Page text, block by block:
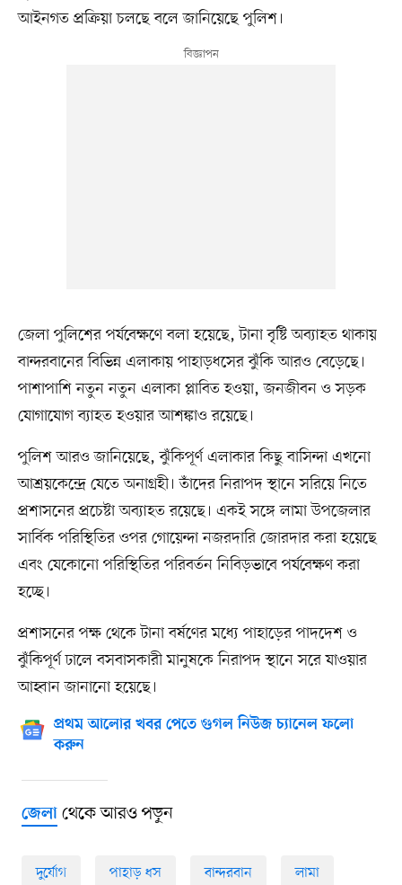
আইনগত প্রক্রিয়া চলছে বলে জানিয়েছে পুলিশ।
জেলা পুলিশের পর্যবেক্ষণে বলা হয়েছে, টানা বৃষ্টি অব্যাহত থাকায়
বান্দরবানের বিভিন্ন এলাকায় পাহাড়ধসের ঝুঁকি আরও বেড়েছে।
পাশাপাশি নতুন নতুন এলাকা প্লাবিত হওয়া, জনজীবন ও সড়ক
যোগাযোগ ব্যাহত হওয়ার আশঙ্কাও রয়েছে।
পুলিশ আরও জানিয়েছে, ঝুঁকিপূর্ণ এলাকার কিছু বাসিন্দা এখনো
আশ্রয়কেন্দ্রে যেতে অনাগ্রহী। তাঁদের নিরাপদ স্থানে সরিয়ে নিতে
প্রশাসনের প্রচেষ্টা অব্যাহত রয়েছে। একই সঙ্গে লামা উপজেলার
সার্বিক পরিস্থিতির ওপর গোয়েন্দা নজরদারি জোরদার করা হয়েছে
এবং যেকোনো পরিস্থিতির পরিবর্তন নিবিড়ভাবে পর্যবেক্ষণ করা
হচ্ছে।
প্রশাসনের পক্ষ থেকে টানা বর্ষণের মধ্যে পাহাড়ের পাদদেশ ও
ঝুঁকিপূর্ণ ঢালে বসবাসকারী মানুষকে নিরাপদ স্থানে সরে যাওয়ার
আহ্বান জানানো হয়েছে।
প্রথম আলোর খবর পেতে গুগল নিউজ চ্যানেল ফলো
করুন
জেলাথেকে আরও পড়ুন
দুর্যোগ পাহাড় ধস বান্দরবান লামা